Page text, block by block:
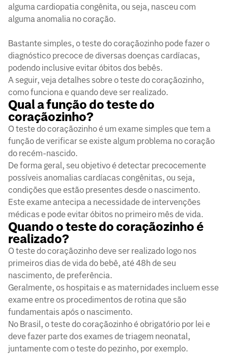
alguma cardiopatia congênita, ou seja, nasceu com
alguma anomalia no coração.
Bastante simples, o teste do coraçãozinho pode fazer o
diagnóstico precoce de diversas doenças cardíacas,
podendo inclusive evitar óbitos dos bebês.
A seguir, veja detalhes sobre o teste do coraçãozinho,
como funciona e quando deve ser realizado.
Qual a função do teste do
coraçãozinho?
O teste do coraçãozinho é um exame simples que tem a
função de verificar se existe algum problema no coração
do recém-nascido.
De forma geral, seu objetivo é detectar precocemente
possíveis anomalias cardíacas congênitas, ou seja,
condições que estão presentes desde o nascimento.
Este exame antecipa a necessidade de intervenções
médicas e pode evitar óbitos no primeiro mês de vida.
Quando o teste do coraçãozinho é
realizado?
O teste do coraçãozinho deve ser realizado logo nos
primeiros dias de vida do bebê, até 48h de seu
nascimento, de preferência.
Geralmente, os hospitais e as maternidades incluem esse
exame entre os procedimentos de rotina que são
fundamentais após o nascimento.
No Brasil, o teste do coraçãozinho é obrigatório por lei e
deve fazer parte dos exames de triagem neonatal,
juntamente com o teste do pezinho, por exemplo.